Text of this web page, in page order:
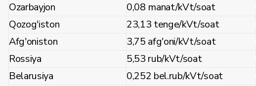
Ozarbayjon
0,08 manat/kVt/soat
Qozog'iston
23,13 tenge/kVt/soat
Afg'oniston
3,75 afg'oni/kVt/soat
Rossiya
5,53 rub/kVt/soat
Belarusiya
0,252 bel.rub/kVt/soat